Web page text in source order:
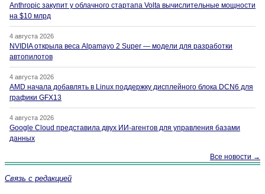
Anthropic закупит у облачного стартапа Volta вычислительные мощности
на $10 млрд
4 августа 2026
NVIDIA открыла веса Alpamayo 2 Super — модели для разработки
автопилотов
4 августа 2026
AMD начала добавлять в Linux поддержку дисплейного блока DCN6 для
графики GFX13
4 августа 2026
Google Cloud представила двух ИИ-агентов для управления базами
данных
Все новости →
Связь с редакцией